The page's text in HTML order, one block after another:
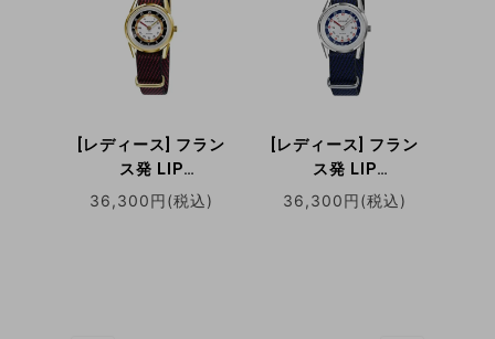
[レディース] フラン
ス発 LIP
MiniLip（リップ ミ
36,300円(税込)
[レディース] フラン
ス発 LIP
MiniLip（リップ ミ
36,300円(税込)